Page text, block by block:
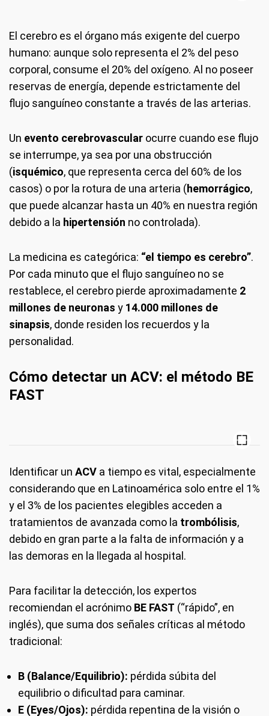
El cerebro es el órgano más exigente del cuerpo
humano: aunque solo representa el 2% del peso
corporal, consume el 20% del oxígeno. Al no poseer
reservas de energía, depende estrictamente del
flujo sanguíneo constante a través de las arterias.
Un evento cerebrovascular ocurre cuando ese flujo
se interrumpe, ya sea por una obstrucción
(isquémico, que representa cerca del 60% de los
casos) o por la rotura de una arteria (hemorrágico,
que puede alcanzar hasta un 40% en nuestra región
debido a la hipertensión no controlada).
La medicina es categórica: “el tiempo es cerebro”.
Por cada minuto que el flujo sanguíneo no se
restablece, el cerebro pierde aproximadamente 2
millones de neuronas y 14.000 millones de
sinapsis, donde residen los recuerdos y la
personalidad.
Cómo detectar un ACV: el método BE
FAST
Identificar un ACV a tiempo es vital, especialmente
considerando que en Latinoamérica solo entre el 1%
y el 3% de los pacientes elegibles acceden a
tratamientos de avanzada como la trombólisis,
debido en gran parte a la falta de información y a
las demoras en la llegada al hospital.
Para facilitar la detección, los expertos
recomiendan el acrónimo BE FAST (“rápido”, en
inglés), que suma dos señales críticas al método
tradicional:
B (Balance/Equilibrio): pérdida súbita del
equilibrio o dificultad para caminar.
E (Eyes/Ojos): pérdida repentina de la visión o